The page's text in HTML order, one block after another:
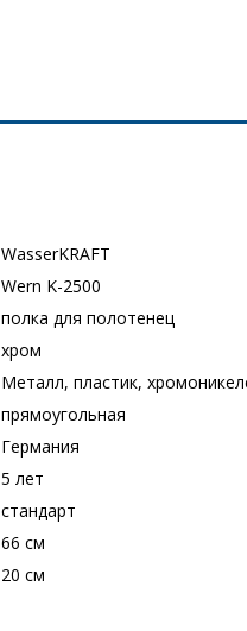
WasserKRAFT
Wern K-2500
полка для полотенец
хром
Металл, пластик,
прямоугольная
Германия
5 лет
стандарт
66 см
20 см